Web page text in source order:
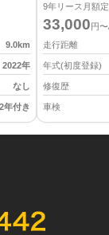
9.0km
2022年
なし
2年付き
9年リース月額
33,000円
走行距離
年式(初度登録)
修復歴
車検